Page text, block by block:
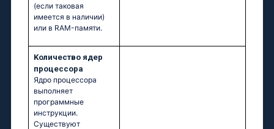
(если таковая
имеется в наличии)
или в RAM-памяти.
Kоличество ядер
процессора
Ядро процессора
выполняет
программные
инструкции.
Существуют